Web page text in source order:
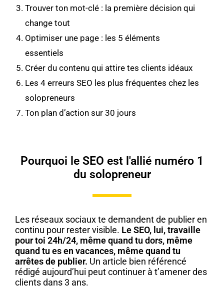
Trouver ton mot-clé : la première décision qui
change tout
Optimiser une page : les 5 éléments
essentiels
Créer du contenu qui attire tes clients idéaux
Les 4 erreurs SEO les plus fréquentes chez les
solopreneurs
Ton plan d’action sur 30 jours
Pourquoi le SEO est l'allié numéro 1
du solopreneur
Les réseaux sociaux te demandent de publier en
continu pour rester visible. Le SEO, lui, travaille
pour toi 24h/24, même quand tu dors, même
quand tu es en vacances, même quand tu
arrêtes de publier. Un article bien référencé
rédigé aujourd’hui peut continuer à t’amener des
clients dans 3 ans.